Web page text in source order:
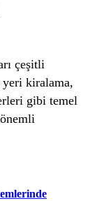
çeşitli
kiralama,
gibi temel